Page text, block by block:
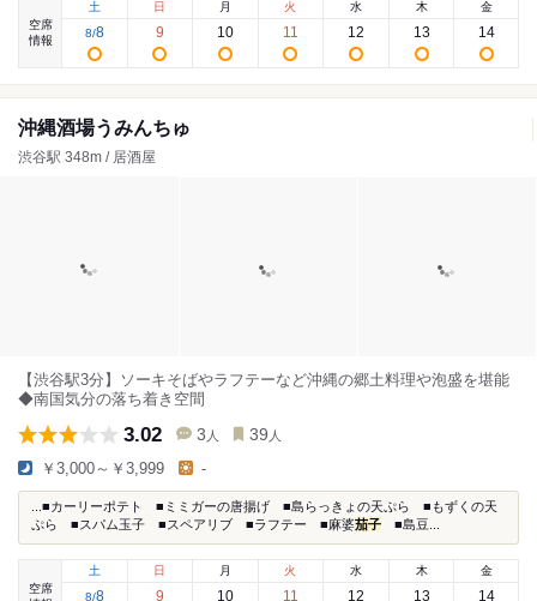
空席
情報
土
8/8
日
9
月
10
火
11
水
12
木
13
金
14
沖縄酒場うみんちゅ
渋谷駅 348m / 居酒屋
【渋谷駅3分】ソーキそばやラフテーなど沖縄の郷土料理や泡盛を堪能
◆南国気分の落ち着き空間
3.02 3 人 39 人
￥3,000～￥3,999 -
...■カーリーポテト ■ミミガーの唐揚げ ■島らっきょの天ぷら ■もずくの天
ぷら ■スパム玉子 ■スペアリブ ■ラフテー ■麻婆茄子 ■島豆...
空席
土
8/8
日
9
月
10
火
11
水
12
木
13
金
14